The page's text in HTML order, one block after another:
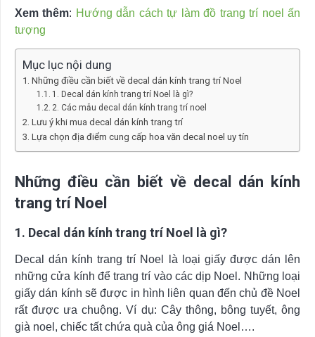
Xem thêm: Hướng dẫn cách tự làm đồ trang trí noel ấn
tượng
Mục lục nội dung
Những điều cần biết về decal dán kính trang trí Noel
1. Decal dán kính trang trí Noel là gì?
2. Các mẫu decal dán kính trang trí noel
Lưu ý khi mua decal dán kính trang trí
Lựa chọn địa điểm cung cấp hoa văn decal noel uy tín
Những điều cần biết về decal dán kính
trang trí Noel
1. Decal dán kính trang trí Noel là gì?
Decal dán kính trang trí Noel là loại giấy được dán lên
những cửa kính để trang trí vào các dịp Noel. Những loại
giấy dán kính sẽ được in hình liên quan đến chủ đề Noel
rất được ưa chuộng. Ví dụ: Cây thông, bông tuyết, ông
già noel, chiếc tất chứa quà của ông giá Noel….